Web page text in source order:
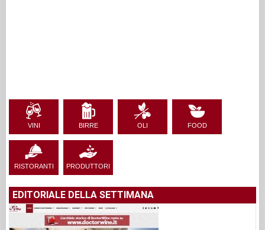
VINI BIRRE OLI FOOD
RISTORANTI PRODUTTORI
EDITORIALE DELLA SETTIMANA